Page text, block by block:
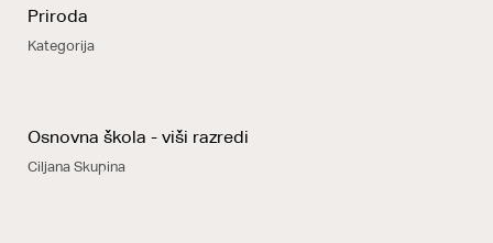
Priroda
Kategorija
Osnovna škola - viši razredi
Ciljana Skupina